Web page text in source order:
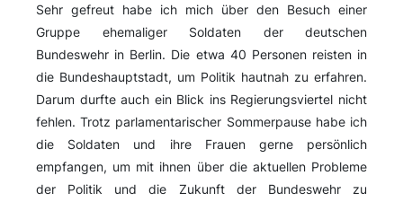
Sehr gefreut habe ich mich über den Besuch einer
Gruppe ehemaliger Soldaten der deutschen
Bundeswehr in Berlin. Die etwa 40 Personen reisten in
die Bundeshauptstadt, um Politik hautnah zu erfahren.
Darum durfte auch ein Blick ins Regierungsviertel nicht
fehlen. Trotz parlamentarischer Sommerpause habe ich
die Soldaten und ihre Frauen gerne persönlich
empfangen, um mit ihnen über die aktuellen Probleme
der Politik und die Zukunft der Bundeswehr zu